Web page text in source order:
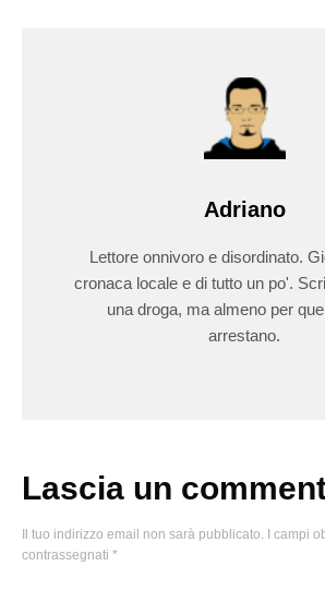
Adriano
Lettore onnivoro e disordinato.
cronaca locale e di tutto un po'.
una droga, ma almeno per
arrestano.
Lascia un
Il tuo indirizzo email non sarà pubblicato.
I campi
contrassegnati *